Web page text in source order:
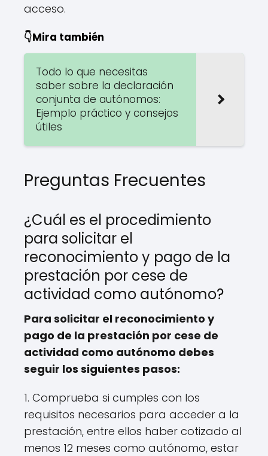
acceso.
👇Mira también
Todo lo que necesitas
saber sobre la declaración
conjunta de autónomos:
Ejemplo práctico y consejos
útiles
Preguntas Frecuentes
¿Cuál es el procedimiento
para solicitar el
reconocimiento y pago de la
prestación por cese de
actividad como autónomo?
Para solicitar el reconocimiento y
pago de la prestación por cese de
actividad como autónomo debes
seguir los siguientes pasos:
1. Comprueba si cumples con los
requisitos necesarios para acceder a la
prestación, entre ellos haber cotizado al
menos 12 meses como autónomo, estar